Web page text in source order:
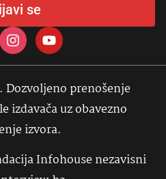
se
Dozvoljeno prenošenje
izdavača uz obavezno
izvora.
Infohouse nezavisni